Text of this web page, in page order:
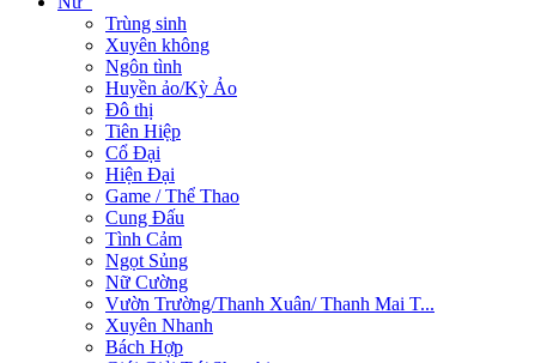
Trùng sinh
Xuyên không
Ngôn tình
Huyền ảo/Kỳ Ảo
Đô thị
Tiên Hiệp
Cổ Đại
Hiện Đại
Game / Thể Thao
Cung Đấu
Tình Cảm
Ngọt Sủng
Nữ Cường
Vườn Trường/Thanh Xuân/ Thanh Mai T...
Xuyên Nhanh
Bách Hợp